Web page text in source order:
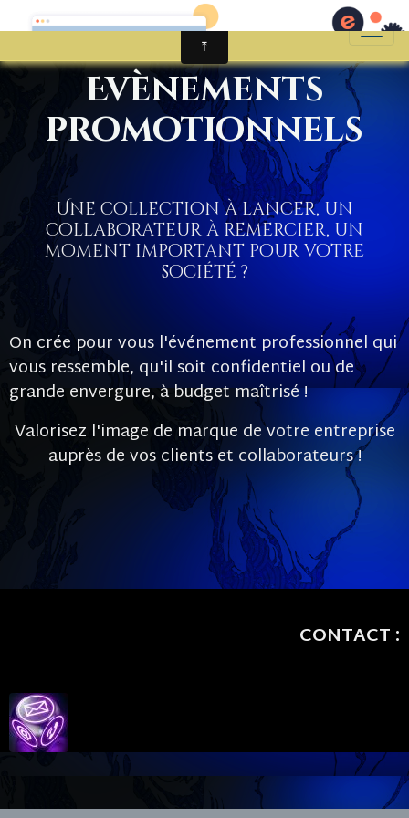
Evènements
promotionnels
Une collection à lancer, un
collaborateur à remercier, un
moment important pour votre
société ?
On crée pour vous l'événement professionnel qui
vous ressemble, qu'il soit confidentiel ou de
grande envergure, à budget maîtrisé !
Valorisez l'image de marque de votre entreprise
auprès de vos clients et collaborateurs !
CONTACT :